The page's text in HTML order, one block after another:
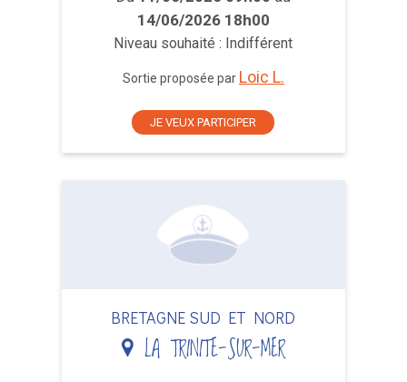
14/06/2026 18h00
Niveau souhaité : Indifférent
Sortie proposée par Loic L.
JE VEUX PARTICIPER
BRETAGNE SUD ET NORD
LA TRINITE-SUR-MER